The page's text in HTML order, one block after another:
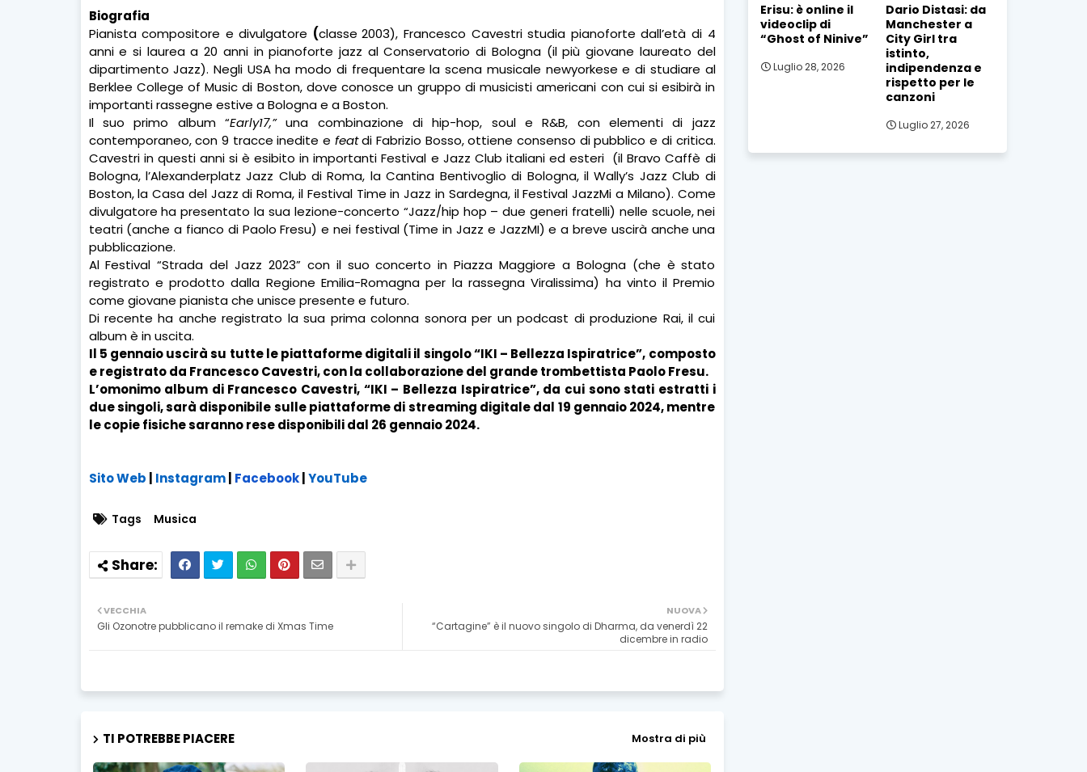
Biografia
Pianista compositore e divulgatore (classe 2003), Francesco Cavestri studia pianoforte dall’età di 4
anni e si laurea a 20 anni in pianoforte jazz al Conservatorio di Bologna (il più giovane laureato del
dipartimento Jazz). Negli USA ha modo di frequentare la scena musicale newyorkese e di studiare al
Berklee College of Music di Boston, dove conosce un gruppo di musicisti americani con cui si esibirà in
importanti rassegne estive a Bologna e a Boston.
Il suo primo album “Early17,”una combinazione di hip-hop, soul e R&B, con elementi di jazz
contemporaneo, con 9 tracce inedite e featdi Fabrizio Bosso, ottiene consenso di pubblico e di critica.
Cavestri in questi anni si è esibito in importanti Festival e Jazz Club italiani ed esteri (il Bravo Caffè di
Bologna, l’Alexanderplatz Jazz Club di Roma, la Cantina Bentivoglio di Bologna, il Wally’s Jazz Club di
Boston, la Casa del Jazz di Roma, il Festival Time in Jazz in Sardegna, il Festival JazzMi a Milano). Come
divulgatore ha presentato la sua lezione-concerto “Jazz/hip hop – due generi fratelli) nelle scuole, nei
teatri (anche a fianco di Paolo Fresu) e nei festival (Time in Jazz e JazzMI) e a breve uscirà anche una
pubblicazione.
Al Festival “Strada del Jazz 2023” con il suo concerto in Piazza Maggiore a Bologna (che è stato
registrato e prodotto dalla Regione Emilia-Romagna per la rassegna Viralissima) ha vinto il Premio
come giovane pianista che unisce presente e futuro.
Di recente ha anche registrato la sua prima colonna sonora per un podcast di produzione Rai, il cui
album è in uscita.
Il 5 gennaio uscirà su tutte le piattaforme digitali il singolo “IKI – Bellezza Ispiratrice”, composto
e registrato da Francesco Cavestri, con la collaborazione del grande trombettista Paolo Fresu.
L’omonimo album di Francesco Cavestri, “IKI – Bellezza Ispiratrice”, da cui sono stati estratti i
due singoli, sarà disponibile sulle piattaforme di streaming digitale dal 19 gennaio 2024, mentre
le copie fisiche saranno rese disponibili dal 26 gennaio 2024.
Sito Web | Instagram| Facebook|YouTube
Tags Musica
NUOVA
“Cartagine” è il nuovo singolo di Dharma, da venerdì 22
dicembre in radio
VECCHIA
Gli Ozonotre pubblicano il remake di Xmas Time
TI POTREBBE PIACERE Mostra di più
Erisu: è online il
videoclip di
“Ghost of Ninive”
Luglio 28, 2026
Dario Distasi: da
Manchester a
City Girl tra
istinto,
indipendenza e
rispetto per le
canzoni
Luglio 27, 2026